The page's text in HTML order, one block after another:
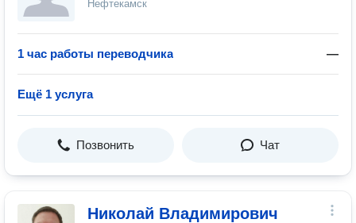
Нефтекамск
1 час работы переводчика —
Ещё 1 услуга
Позвонить Чат
Николай Владимирович